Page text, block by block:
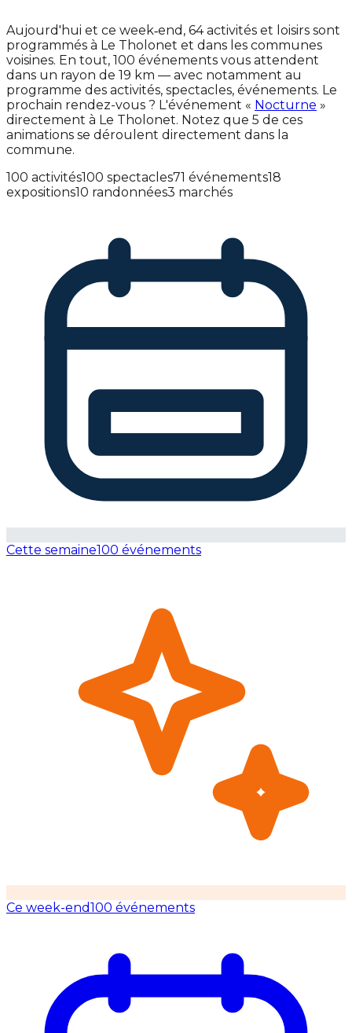
Aujourd'hui et ce week‑end, 64 activités et loisirs sont
programmés à Le Tholonet et dans les communes
voisines. En tout, 100 événements vous attendent
dans un rayon de 19 km — avec notamment au
programme des activités, spectacles, événements. Le
prochain rendez-vous ? L'événement « Nocturne »
directement à Le Tholonet. Notez que 5 de ces
animations se déroulent directement dans la
commune.
100 activités100 spectacles71 événements18
expositions10 randonnées3 marchés
Cette semaine100 événements
Ce week-end100 événements